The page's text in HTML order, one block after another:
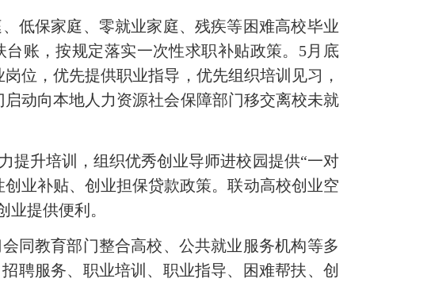
低保家庭、零就业家庭、残疾等困难高校毕业
账，按规定落实一次性求职补贴政策。5月底
位，优先提供职业指导，优先组织培训见习，
动向本地人力资源社会保障部门移交离校未就
提升培训，组织优秀创业导师进校园提供“一对
业补贴、创业担保贷款政策。联动高校创业空
业提供便利。
同教育部门整合高校、公共就业服务机构等多
聘服务、职业培训、职业指导、困难帮扶、创